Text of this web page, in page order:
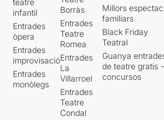
infantil
Entrades
òpera
Entrades
improvisació
Entrades
monòlegs
Borràs
Entrades
Teatre
Romea
Entrades
La
Villarroel
Entrades
Teatre
Condal
Millors
familiars
Black Friday
Teatral
Guanya
de teatre gratis -
concursos